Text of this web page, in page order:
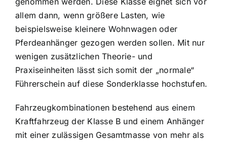
allem dann, wenn größere Lasten, wie
beispielsweise kleinere Wohnwagen oder
Pferdeanhänger gezogen werden sollen. Mit nur
wenigen zusätzlichen Theorie- und
Praxiseinheiten lässt sich somit der „normale“
Führerschein auf diese Sonderklasse hochstufen.
Fahrzeugkombinationen bestehend aus einem
Kraftfahrzeug der Klasse B und einem Anhänger
mit einer zulässigen Gesamtmasse von mehr als